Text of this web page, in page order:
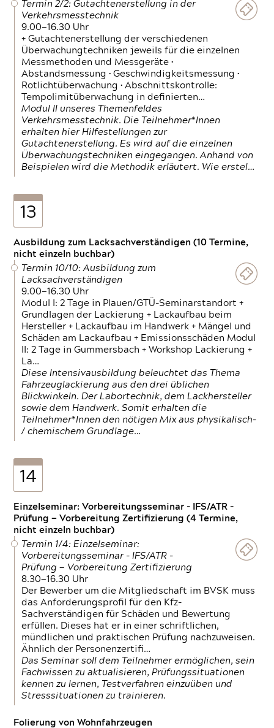
Termin 2/2: Gutachtenerstellung in der
Verkehrsmesstechnik
9.00—16.30 Uhr
+ Gutachtenerstellung der verschiedenen
Überwachungtechniken jeweils für die einzelnen
Messmethoden und Messgeräte •
Abstandsmessung • Geschwindigkeitsmessung •
Rotlichtüberwachung • Abschnittskontrolle:
Tempolimitüberwachung in definierten…
Modul II unseres Themenfeldes
Verkehrsmesstechnik. Die Teilnehmer*Innen
erhalten hier Hilfestellungen zur
Gutachtenerstellung. Es wird auf die einzelnen
Überwachungstechniken eingegangen. Anhand von
Beispielen wird die Methodik erläutert. Wie erstel…
13
Ausbildung zum Lacksachverständigen (10 Termine,
nicht einzeln buchbar)
Termin 10/10: Ausbildung zum
Lacksachverständigen
9.00—16.30 Uhr
Modul I: 2 Tage in Plauen/GTÜ-Seminarstandort +
Grundlagen der Lackierung + Lackaufbau beim
Hersteller + Lackaufbau im Handwerk + Mängel und
Schäden am Lackaufbau + Emissionsschäden Modul
II: 2 Tage in Gummersbach + Workshop Lackierung +
La…
Diese Intensivausbildung beleuchtet das Thema
Fahrzeuglackierung aus den drei üblichen
Blickwinkeln. Der Labortechnik, dem Lackhersteller
sowie dem Handwerk. Somit erhalten die
Teilnehmer*Innen den nötigen Mix aus physikalisch-
/ chemischem Grundlage…
14
Einzelseminar: Vorbereitungsseminar - IFS/ATR -
Prüfung — Vorbereitung Zertifizierung (4 Termine,
nicht einzeln buchbar)
Termin 1/4: Einzelseminar:
Vorbereitungsseminar - IFS/ATR -
Prüfung — Vorbereitung Zertifizierung
8.30—16.30 Uhr
Der Bewerber um die Mitgliedschaft im BVSK muss
das Anforderungsprofil für den Kfz-
Sachverständigen für Schäden und Bewertung
erfüllen. Dieses hat er in einer schriftlichen,
mündlichen und praktischen Prüfung nachzuweisen.
Ähnlich der Personenzertifi…
Das Seminar soll dem Teilnehmer ermöglichen, sein
Fachwissen zu aktualisieren, Prüfungssituationen
kennen zu lernen, Testverfahren einzuüben und
Stresssituationen zu trainieren.
Folierung von Wohnfahrzeugen